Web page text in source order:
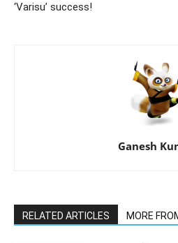
‘Varisu’ success!
Ganesh
RELATED ARTICLES MORE